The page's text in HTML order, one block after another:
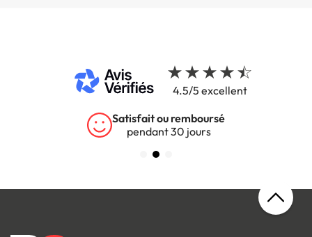
4.5/5 excellent
Satisfait ou remboursé
pendant 30 jours